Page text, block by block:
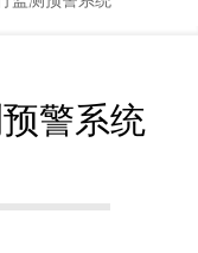
警系统